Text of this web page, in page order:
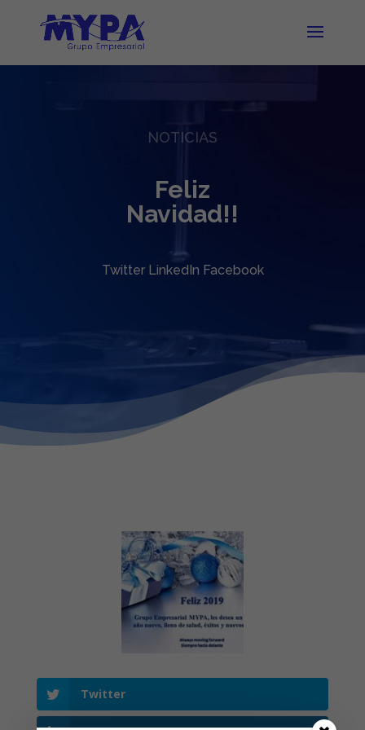
NOTICIAS
Feliz
Navidad!!
Twitter LinkedIn Facebook
Twitter